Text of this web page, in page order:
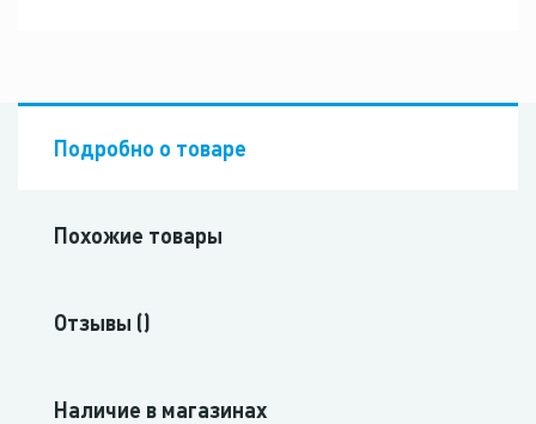
Подробно о товаре
Похожие товары
Отзывы ()
Наличие в магазинах